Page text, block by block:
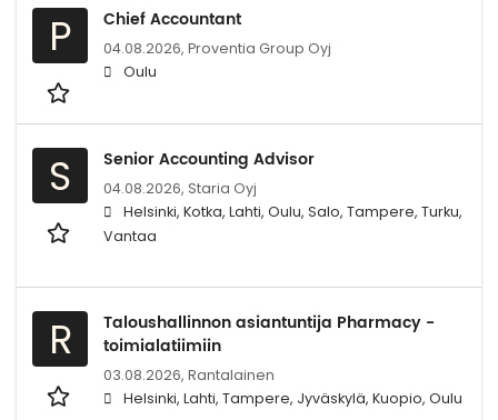
P Chief Accountant
04.08.2026, Proventia Group Oyj
Oulu
S Senior Accounting Advisor
04.08.2026, Staria Oyj
Helsinki, Kotka, Lahti, Oulu, Salo, Tampere, Turku,
Vantaa
R
Taloushallinnon asiantuntija Pharmacy -
toimialatiimiin
03.08.2026, Rantalainen
Helsinki, Lahti, Tampere, Jyväskylä, Kuopio, Oulu